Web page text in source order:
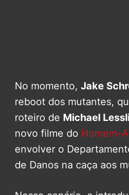
No momento, Jake
reboot dos mutantes,
roteiro de Michael
novo filme do Homem-
envolver o
de Danos na caça aos